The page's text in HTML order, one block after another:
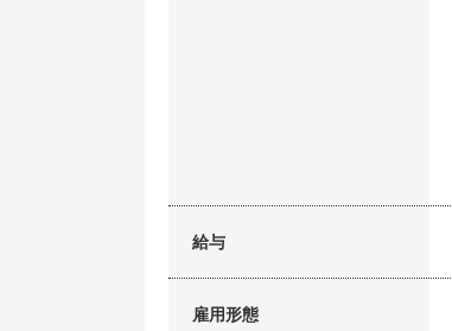
給与
雇用形態